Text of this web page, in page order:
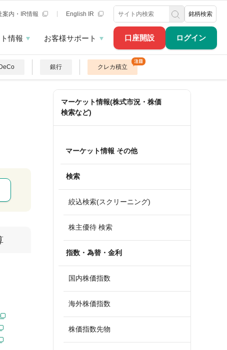
口座開設 ログイン
案内・IR情報 English IR 銘柄検索
情報 お客様サポート
銀行 クレカ積立
マーケット情報(株式市況・株価
検索など)
マーケット情報 その他
検索
絞込検索(スクリーニング)
株主優待 検索
指数・為替・金利
国内株価指数
海外株価指数
株価指数先物